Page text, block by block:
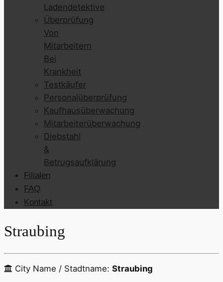
Ladendetektive
Überprüfung
Von
Mitarbeitern
Bei
Krankheit
Testkäufer
Personalüberprüfung
Kaufhausüberwachung
Mitarbeiterüberwachung
Diebstahl
&
Betrugsaufklärung
Filialen
FAQ
Kontakt
Straubing
City Name / Stadtname: Straubing